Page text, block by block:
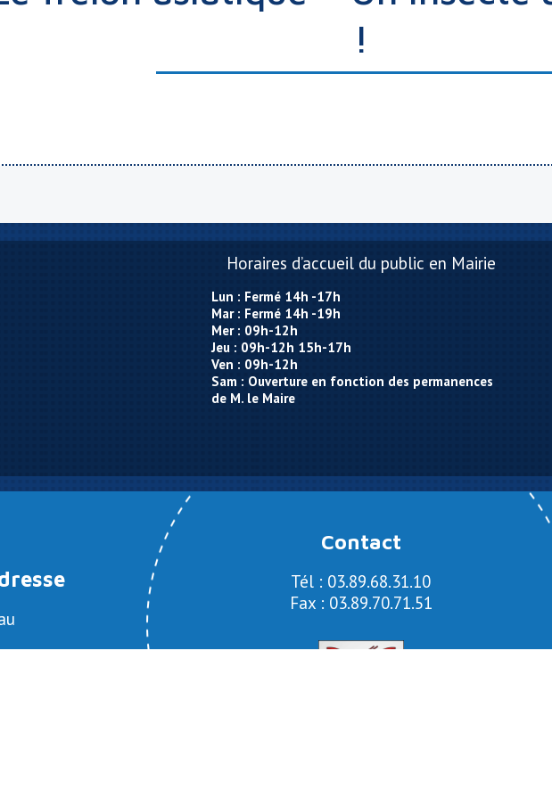
!
Horaires d’accueil du public en Mairie
Lun : Fermé 14h -17h
Mar : Fermé 14h -19h
Mer : 09h-12h
Jeu : 09h-12h 15h-17h
Ven : 09h-12h
Sam : Ouverture en fonction des permanences
de M. le Maire
Contact
Tél : 03.89.68.31.10
Fax : 03.89.70.71.51